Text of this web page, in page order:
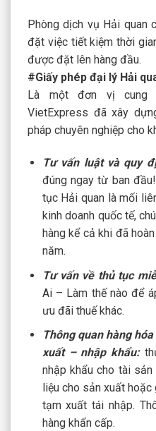
Phòng dịch vụ Hải quan
đặt việc tiết kiệm thời
được đặt lên hàng đầu.
#Giấy phép đại lý Hải
Là một đơn vị cung
VietExpress đã xây
pháp chuyên nghiệp cho
Tư vấn luật và quy
đúng ngay từ ban
tục Hải quan là mối
kinh doanh quốc tế,
hàng kể cả khi đã
năm.
Tư vấn về thủ tục
Ai – Làm thế nào để
ưu đãi thuế khác.
Thông quan hàng
xuất – nhập khẩu:
nhập khẩu cho tài
liệu cho sản xuất
tạm xuất tái nhập.
hàng khẩn cấp.